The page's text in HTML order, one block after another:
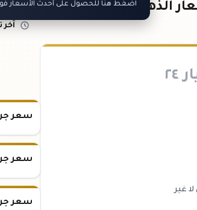
اضغط هنا للحصول على أحدث الأسعار
٢٤
غير
آخر
سعر
سعر
سعر